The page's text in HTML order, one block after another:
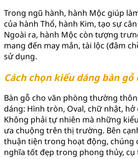
Trong ngũ hành, hành Mộc giúp
của hành Thổ, hành Kim, tạo sự
Ngoài ra, hành Mộc còn tượng
mang đến may mắn, tài lộc (đâm
sử dụng.
Cách chọn kiểu dáng bàn
Bàn gỗ cho văn phòng thường
dáng: Hình tròn, Oval, chữ nhật,
Không phải tự nhiên mà những
ưa chuộng trên thị trường. Bên
thuận tiện trong hoạt động, chúng
nghĩa tốt đẹp trong phong thủy, cụ